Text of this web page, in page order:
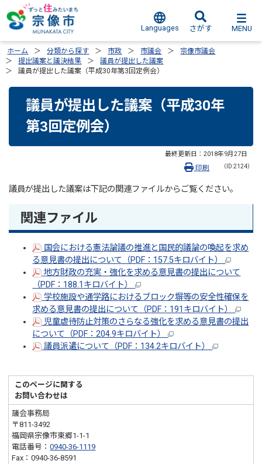
Languages さがす MENU
ホーム 分類から探す 市政 市議会
宗像市議会
提出議案と議決結果
議員が提出した議案
議員が提出した議案（平成30年第3回定例会）
議員が提出した議案（平成30年
第3回定例会）
最終更新日： 2018年9月27日
（ID:2124）
印刷
議員が提出した議案は下記の関連ファイルからご覧ください。
関連ファイル
国会における憲法論議の推進と国民的議論の喚起を求め
る意見書の提出について（PDF：157.5キロバイト）
地方財政の充実・強化を求める意見書の提出について
（PDF：188.1キロバイト）
学校施設や通学路におけるブロック塀等の安全性確保を
求める意見書の提出について（PDF：191キロバイト）
児童虐待防止対策のさらなる強化を求める意見書の提出
について（PDF：204.9キロバイト）
議員派遣について（PDF：134.2キロバイト）
このページに関する
お問い合わせは
議会事務局
〒811-3492
福岡県宗像市東郷1-1-1
電話番号：0940-36-1119
Fax：0940-36-8591